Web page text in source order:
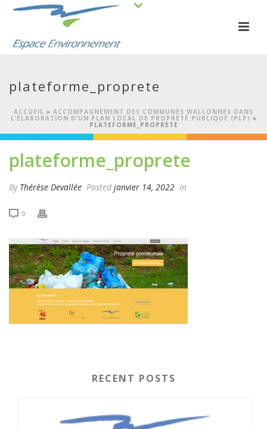
plateforme_proprete
ACCUEIL » ACCOMPAGNEMENT DES COMMUNES WALLONNES DANS
L’ÉLABORATION D’UN PLAN LOCAL DE PROPRETÉ PUBLIQUE (PLP) »
PLATEFORME_PROPRETE
plateforme_proprete
By Thérèse Devallée Posted janvier 14, 2022 In
0
RECENT POSTS